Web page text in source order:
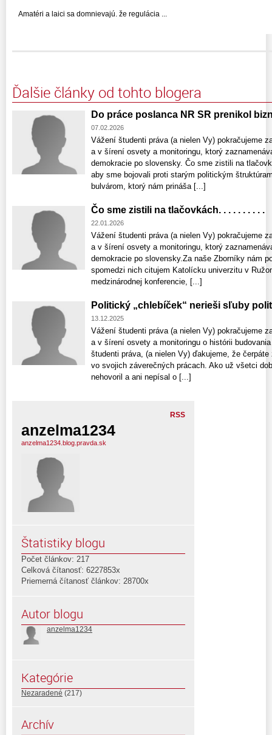
Amatéri a laici sa domnievajú. že regulácia ...
Ďalšie články od tohto blogera
Do práce poslanca NR SR prenikol
07.02.2026
Vážení študenti práva (a nielen Vy) pokračujeme
a v šírení osvety a monitoringu, ktorý
demokracie po slovensky. Čo sme zistili na
aby sme bojovali proti starým politickým
bulvárom, ktorý nám prináša [...]
Čo sme zistili na tlačovkách. . . . . . . . . .
22.01.2026
Vážení študenti práva (a nielen Vy) pokračujeme
a v šírení osvety a monitoringu, ktorý
demokracie po slovensky.Za naše Zborníky nám
spomedzi nich citujem Katolícku univerzitu v
medzinárodnej konferencie, [...]
Politický „chlebíček“ nerieši sľuby
13.12.2025
Vážení študenti práva (a nielen Vy) pokračujeme
a v šírení osvety a monitoringu o histórii
študenti práva, (a nielen Vy) ďakujeme, že
vo svojich záverečných prácach. Ako už všetci
nehovoril a ani nepísal o [...]
RSS
anzelma1234
anzelma1234.blog.pravda.sk
Štatistiky blogu
Počet článkov: 217
Celková čítanosť: 6227853x
Priemerná čítanosť článkov: 28700x
Autor blogu
anzelma1234
Kategórie
Nezaradené (217)
Archív